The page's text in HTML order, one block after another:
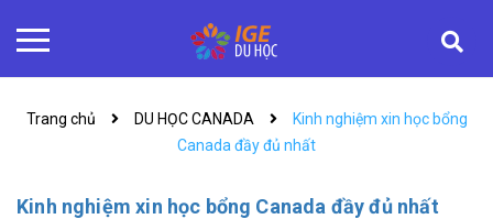
Trang chủ DU HỌC CANADA
Kinh nghiệm xin học bổng
Canada đầy đủ nhất
Kinh nghiệm xin học bổng Canada đầy đủ nhất